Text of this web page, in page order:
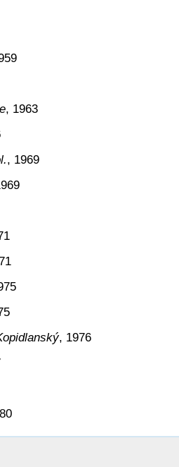
, 1963
, 1969
, 1976